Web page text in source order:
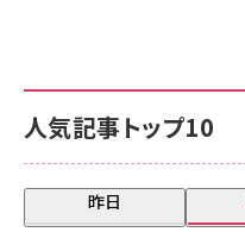
人気記事トップ10
昨日